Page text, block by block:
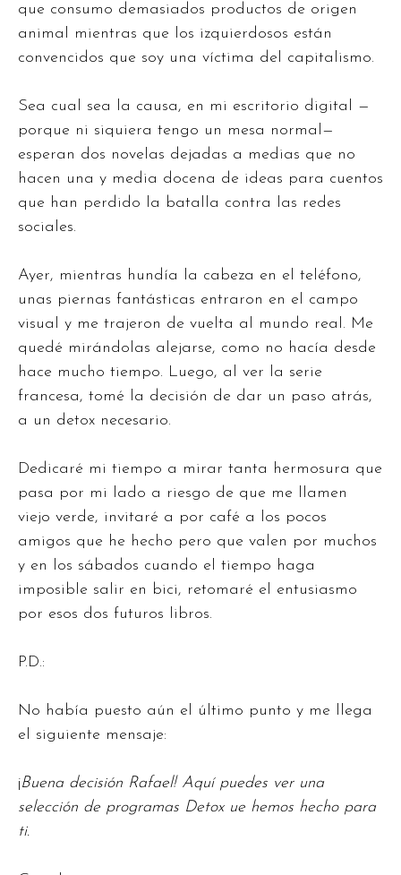
que consumo demasiados productos de origen
animal mientras que los izquierdosos están
convencidos que soy una víctima del capitalismo.
Sea cual sea la causa, en mi escritorio digital —
porque ni siquiera tengo un mesa normal—
esperan dos novelas dejadas a medias que no
hacen una y media docena de ideas para cuentos
que han perdido la batalla contra las redes
sociales.
Ayer, mientras hundía la cabeza en el teléfono,
unas piernas fantásticas entraron en el campo
visual y me trajeron de vuelta al mundo real. Me
quedé mirándolas alejarse, como no hacía desde
hace mucho tiempo. Luego, al ver la serie
francesa, tomé la decisión de dar un paso atrás,
a un detox necesario.
Dedicaré mi tiempo a mirar tanta hermosura que
pasa por mi lado a riesgo de que me llamen
viejo verde, invitaré a por café a los pocos
amigos que he hecho pero que valen por muchos
y en los sábados cuando el tiempo haga
imposible salir en bici, retomaré el entusiasmo
por esos dos futuros libros.
P.D.:
No había puesto aún el último punto y me llega
el siguiente mensaje:
¡Buena decisión Rafael! Aquí puedes ver una
selección de programas Detox ue hemos hecho para
ti.